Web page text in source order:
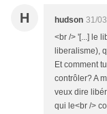
H hudson 31/
<br /> '[...] le
liberalisme),
Et comment
contrôler? A
veux dire
qui le<br />